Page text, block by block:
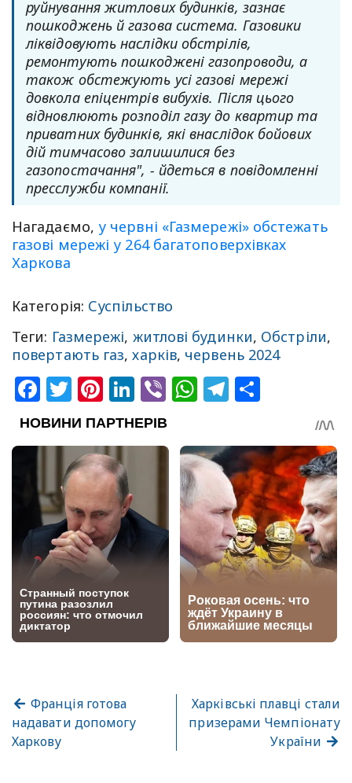
руйнування житлових будинків, зазнає
пошкоджень й газова система. Газовики
ліквідовують наслідки обстрілів,
ремонтують пошкоджені газопроводи, а
також обстежують усі газові мережі
довкола епіцентрів вибухів. Після цього
відновлюють розподіл газу до квартир та
приватних будинків, які внаслідок бойових
дій тимчасово залишилися без
газопостачання", - йдеться в повідомленні
пресслужби компанії.
Нагадаємо, у червні «Газмережі» обстежать
газові мережі у 264 багатоповерхівках
Харкова
Категорія: Суспільство
Теги: Газмережі, житлові будинки, Обстріли,
повертають газ,харків, червень 2024
Facebook
Twitter
Pinterest
LinkedIn
ViberWhatsApp
Telegram
Франція готова
надавати допомогу
Харкову
Харківські плавці стали
призерами Чемпіонату
України